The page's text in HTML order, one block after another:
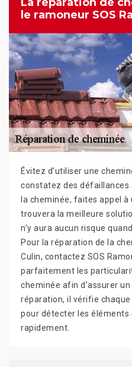
le ramoneur SOS
Évitez d’utiliser une
constatez des défaillances
la cheminée, faites appel
trouvera la meilleure
n’y aura aucun risque
Pour la réparation de la
Culin, contactez SOS
parfaitement les
cheminée afin d’assurer
réparation, il vérifie
pour détecter les
rapidement.